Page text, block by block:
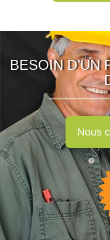
BESOIN D’UN
Nous